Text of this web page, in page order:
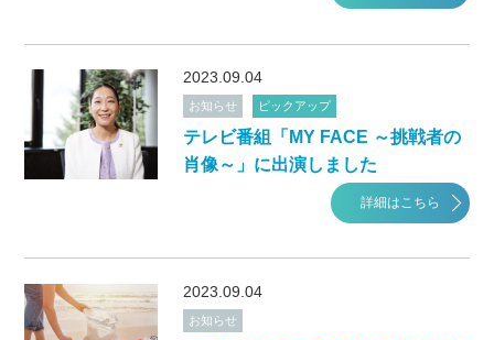
2023.09.04
お知らせ ピックアップ
テレビ番組「MY FACE ～挑戦者の
肖像～」に出演しました
詳細はこちら
2023.09.04
お知らせ